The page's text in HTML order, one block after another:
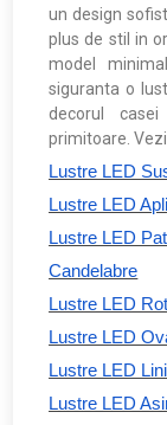
un design
plus de stil in
model
siguranta o
decorul
primitoare.
Lustre LED
Lustre LED
Lustre LED
Candelabre
Lustre LED
Lustre LED
Lustre LED
Lustre LED